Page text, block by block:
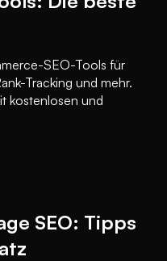
SEO-Tools für
Tracking und mehr.
kostenlosen und
SEO: Tipps